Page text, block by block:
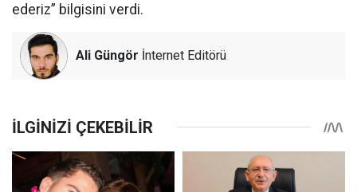
ederiz” bilgisini verdi.
Ali Güngör İnternet Editörü